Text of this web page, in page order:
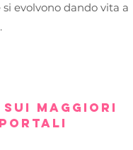
evolvono dando vita a
.
MAGGIORI
PORTALI